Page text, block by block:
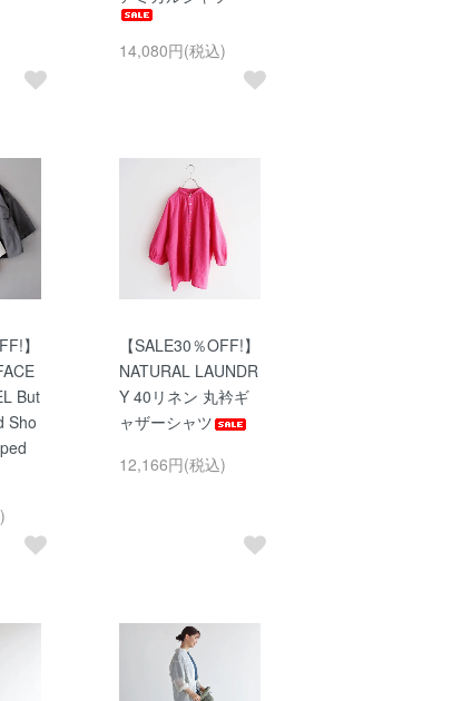
14,080円(税込)
】
But
Sho
【SALE30％OFF!】
NATURAL LAUNDR
Y 40リネン 丸衿ギ
ャザーシャツ
12,166円(税込)